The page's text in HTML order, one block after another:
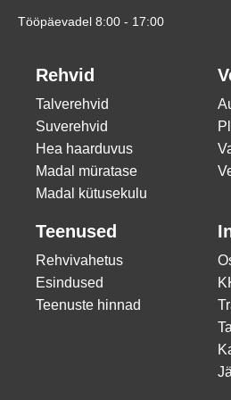
Tööpäevadel 8:00 - 17:00
Rehvid
Talverehvid
Suverehvid
Hea haarduvus
Madal müratase
Madal kütusekulu
Teenused
Rehvivahetus
Esindused
Teenuste hinnad